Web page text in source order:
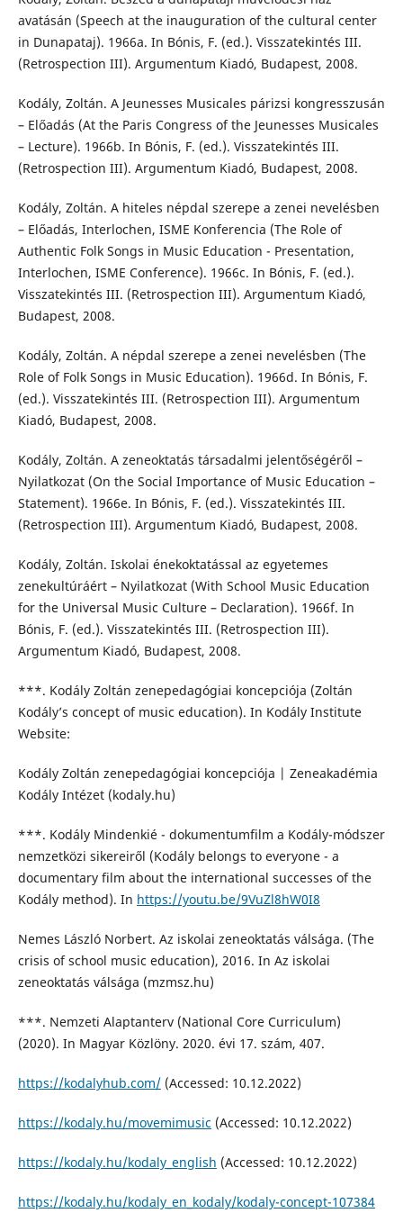
avatásán (Speech at the inauguration of the cultural center
in Dunapataj). 1966a. In Bónis, F. (ed.). Visszatekintés III.
(Retrospection III). Argumentum Kiadó, Budapest, 2008.
Kodály, Zoltán. A Jeunesses Musicales párizsi kongresszusán
– Előadás (At the Paris Congress of the Jeunesses Musicales
– Lecture). 1966b. In Bónis, F. (ed.). Visszatekintés III.
(Retrospection III). Argumentum Kiadó, Budapest, 2008.
Kodály, Zoltán. A hiteles népdal szerepe a zenei nevelésben
– Előadás, Interlochen, ISME Konferencia (The Role of
Authentic Folk Songs in Music Education - Presentation,
Interlochen, ISME Conference). 1966c. In Bónis, F. (ed.).
Visszatekintés III. (Retrospection III). Argumentum Kiadó,
Budapest, 2008.
Kodály, Zoltán. A népdal szerepe a zenei nevelésben (The
Role of Folk Songs in Music Education). 1966d. In Bónis, F.
(ed.). Visszatekintés III. (Retrospection III). Argumentum
Kiadó, Budapest, 2008.
Kodály, Zoltán. A zeneoktatás társadalmi jelentőségéről –
Nyilatkozat (On the Social Importance of Music Education –
Statement). 1966e. In Bónis, F. (ed.). Visszatekintés III.
(Retrospection III). Argumentum Kiadó, Budapest, 2008.
Kodály, Zoltán. Iskolai énekoktatással az egyetemes
zenekultúráért – Nyilatkozat (With School Music Education
for the Universal Music Culture – Declaration). 1966f. In
Bónis, F. (ed.). Visszatekintés III. (Retrospection III).
Argumentum Kiadó, Budapest, 2008.
***. Kodály Zoltán zenepedagógiai koncepciója (Zoltán
Kodály’s concept of music education). In Kodály Institute
Website:
Kodály Zoltán zenepedagógiai koncepciója | Zeneakadémia
Kodály Intézet (kodaly.hu)
***. Kodály Mindenkié - dokumentumfilm a Kodály-módszer
nemzetközi sikereiről (Kodály belongs to everyone - a
documentary film about the international successes of the
Kodály method). In https://youtu.be/9VuZl8hW0I8
Nemes László Norbert. Az iskolai zeneoktatás válsága. (The
crisis of school music education), 2016. In Az iskolai
zeneoktatás válsága (mzmsz.hu)
***. Nemzeti Alaptanterv (National Core Curriculum)
(2020). In Magyar Közlöny. 2020. évi 17. szám, 407.
https://kodalyhub.com/(Accessed: 10.12.2022)
https://kodaly.hu/movemimusic (Accessed: 10.12.2022)
https://kodaly.hu/kodaly_english (Accessed: 10.12.2022)
https://kodaly.hu/kodaly_en_kodaly/kodaly-concept-107384